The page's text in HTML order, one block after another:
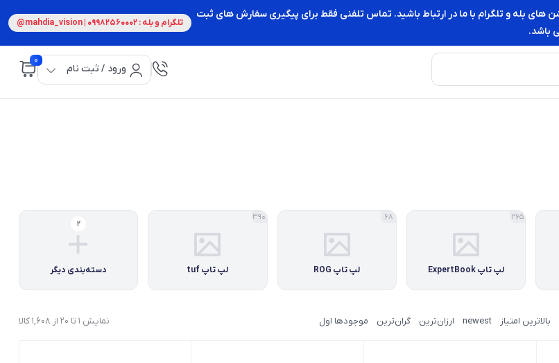
بله و تلگرام با ما در ارتباط باشید. تماس تلفنی فقط برای پیگیری سفارش های ثبت
باشد.
تلگرام و بله : 09982560002 | mahdia_vision@
ورود / ثبت نام
0
265
لپ تاپ ExpertBook
68
لپ تاپ ROG
390
لپ تاپ tuf دسته‌بندی دیگر
2
بالاترین امتیاز newest ارزان‌ترین گران‌ترین موجودها اول نمایش 1 تا 20 از 1,608 کالا